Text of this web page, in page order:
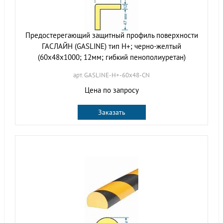
Предостерегающий защитный профиль поверхности
ГАСЛАЙН (GASLINE) тип Н+; черно-желтый
(60х48х1000; 12мм; гибкий пенополиуретан)
арт. GASLINE-H+-60х48-CN
Цена по запросу
Заказать